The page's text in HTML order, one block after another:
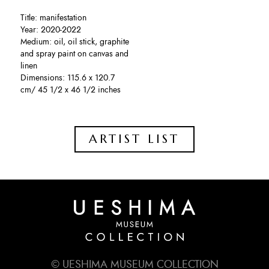
Title: manifestation
Year: 2020-2022
Medium: oil, oil stick, graphite
and spray paint on canvas and
linen
Dimensions: 115.6 x 120.7
cm/ 45 1/2 x 46 1/2 inches
ARTIST LIST
© UESHIMA MUSEUM COLLECTION